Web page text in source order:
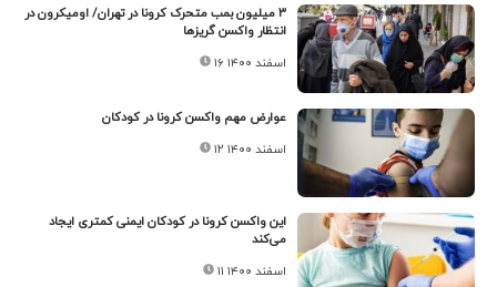
۳ میلیون بمب متحرک کرونا در تهران/ اومیکرون در
انتظار واکسن گریزها
۱۶ اسفند ۱۴۰۰
عوارض مهم واکسن کرونا در کودکان
۱۲ اسفند ۱۴۰۰
این واکسن کرونا در کودکان ایمنی کمتری ایجاد
می‌کند
۱۱ اسفند ۱۴۰۰